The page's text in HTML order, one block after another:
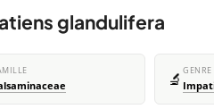
glandulifera
🔬 GENRE